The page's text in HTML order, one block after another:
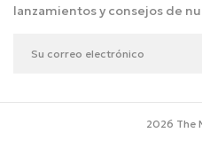
lanzamientos y consejos de
2026 The